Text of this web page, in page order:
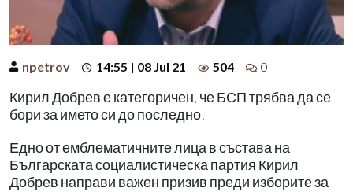
npetrov 14:55 | 08 Jul 21 504 0
Кирил Добрев е категоричен, че БСП трябва да се
бори за името си до последно!
Едно от емблематичните лица в състава на
Българската социалистическа партия Кирил
Добрев направи важен призив преди изборите за